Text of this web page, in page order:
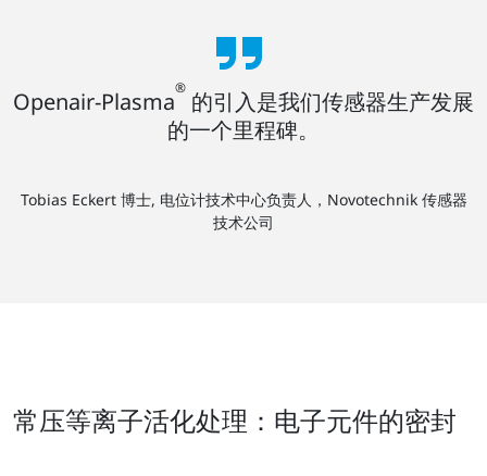
Openair-Plasma® 的引入是我们传感器生产发展
的一个里程碑。
Tobias Eckert 博士, 电位计技术中心负责人，Novotechnik 传感器
技术公司
常压等离子活化处理：电子元件的密封